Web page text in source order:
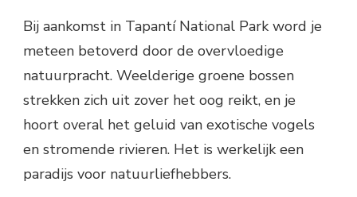
Bij aankomst in Tapantí National Park word je
meteen betoverd door de overvloedige
natuurpracht. Weelderige groene bossen
strekken zich uit zover het oog reikt, en je
hoort overal het geluid van exotische vogels
en stromende rivieren. Het is werkelijk een
paradijs voor natuurliefhebbers.